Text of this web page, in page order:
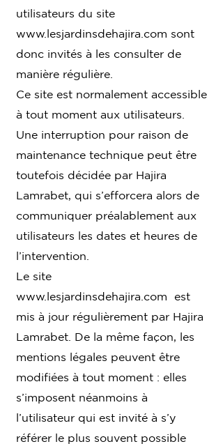
utilisateurs du site
www.lesjardinsdehajira.com sont
donc invités à les consulter de
manière régulière.
Ce site est normalement accessible
à tout moment aux utilisateurs.
Une interruption pour raison de
maintenance technique peut être
toutefois décidée par Hajira
Lamrabet, qui s’efforcera alors de
communiquer préalablement aux
utilisateurs les dates et heures de
l’intervention.
Le site
www.lesjardinsdehajira.com est
mis à jour régulièrement par Hajira
Lamrabet. De la même façon, les
mentions légales peuvent être
modifiées à tout moment : elles
s’imposent néanmoins à
l’utilisateur qui est invité à s’y
référer le plus souvent possible